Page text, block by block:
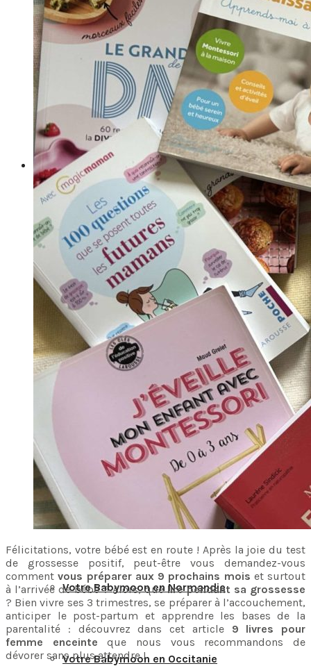
Your wishlist is empty.
View Wishlist
Se Connecter
Créer un compte
Votre Babymoon Auvergne Rhône Alpes
Votre Babymoon en Bourgogne-Franche-
Comté
Votre Babymoon en Bretagne
Votre Babymoon en Centre-Val-de-Loire
Votre Babymoon en Grand-Est
Votre Babymoon en Ile-de-France
Votre Babymoon en Nouvelle-Aquitaine
Votre Babymoon en Normandie
Votre Babymoon en Occitanie
Félicitations, votre bébé est en route ! Après la joie du test
de grossesse positif, peut-être vous demandez-vous
commentvous préparer aux 9 prochains mois et surtout
à l’arrivée de bébé ? Alors, quelire pendant sa grossesse
? Bien vivre ses 3 trimestres, se préparer à l’accouchement,
anticiper le post-partum et apprendre les bases de la
parentalité : découvrez dans cet article9 livres pour
femme enceinte que nous vous recommandons de
dévorer sans plus attendre !